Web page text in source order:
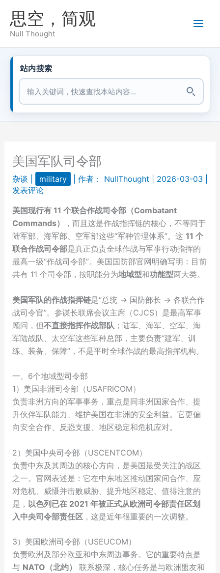
思空，简观
Null Thought
站内搜索
站内搜索
美国军队司令部
杂谈 military | 作者： NullThought 2026-03-03
发表评论
美国现行有 11 个联合作战司令部（Combatant
Commands）
，而且这是作战指挥链的核心，不等同于
陆军部、海军部、空军部这些“军种管理体系”。这 11 个
联合作战司令部是真正负责全球作战与军事行动指挥的
最高一级“作战司令部”。美国国防部官网明确写明：目前
共有 11 个司令部，按职能分为地域型和功能型两大类。
美国军队的作战指挥链是“总统 → 国防部长 → 各联合作
战司令官”。参谋长联席会议主席（CJCS）是最高军事
顾问，但不直接指挥作战部队 ；陆军、海军、空军、海
军陆战队、太空军这些军种总部，主要负责“建军、训
练、装备、保障”，不是平时全球作战的最高指挥机构。
一、6个地域型司令部
1）美国非洲司令部（USAFRICOM）
负责非洲方向的军事事务，重点是同非洲国家合作、提
升伙伴军队能力、维护美国在非洲的安全利益。它更偏
向安全合作、反恐支援、地区稳定和危机应对。
2）美国中央司令部（USCENTCOM）
负责中东及其周边的核心方向，是美国最受关注的战区
之一。官网表述是：它在中东地区推动国家间合作、应
对危机、威慑并击败威胁、提升地区稳定。值得注意的
是， 以色列已在 2021 年被正式从欧洲司令部责任区划
入中央司令部责任区，这是近年很重要的一次调整。
3）美国欧洲司令部（USEUCOM）
负责欧洲及部分欧亚和中东周边事务。它的重要特点是
与 NATO（北约）
联系极深，核心任务是与欧洲盟友和